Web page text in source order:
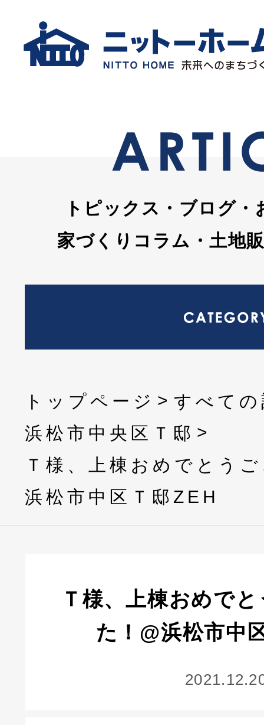
トピックス・ブログ・
家づくりコラム・土地
トップページ
すべて
浜松市中央区Ｔ邸
Ｔ様、上棟おめでとう
浜松市中区Ｔ邸ZEH
Ｔ様、上棟おめで
た！@浜松市中